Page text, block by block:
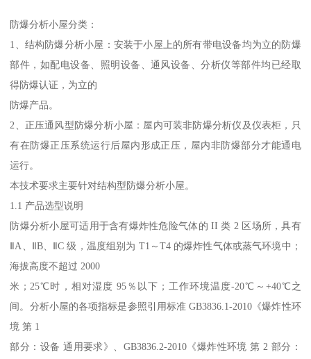
防爆分析小屋分类：
1、结构防爆分析小屋：安装于小屋上的所有带电设备均为立的防爆
部件，如配电设备、照明设备、通风设备、分析仪等部件均已经取
得防爆认证，为立的
防爆产品。
2、正压通风型防爆分析小屋：屋内可装非防爆分析仪及仪表柜，只
有在防爆正压系统运行后屋内形成正压，屋内非防爆部分才能通电
运行。
本技术要求主要针对结构型防爆分析小屋。
1.1 产品选型说明
防爆分析小屋可适用于含有爆炸性危险气体的 II 类 2 区场所，具有
ⅡA、ⅡB、ⅡC 级，温度组别为 T1～T4 的爆炸性气体或蒸气环境中；
海拔高度不超过 2000
米；25℃时，相对湿度 95％以下；工作环境温度-20℃～+40℃之
间。分析小屋的各项指标是参照引用标准 GB3836.1-2010《爆炸性环
境 第 1
部分：设备 通用要求》、GB3836.2-2010《爆炸性环境 第 2 部分：